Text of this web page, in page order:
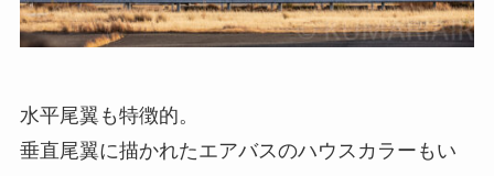
水平尾翼も特徴的。
垂直尾翼に描かれたエアバスのハウスカラーもい